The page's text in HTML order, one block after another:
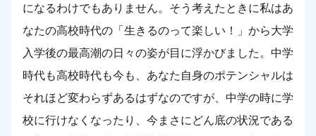
になるわけでもありません。そう考えたときに私はあ
なたの高校時代の「生きるのって楽しい！」から大学
入学後の最高潮の日々の姿が目に浮かびました。中学
時代も高校時代も今も、あなた自身のポテンシャルは
それほど変わらずあるはずなのですが、中学の時に学
校に行けなくなったり、今まさにどん底の状況である